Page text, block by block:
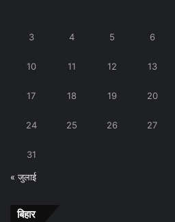
3 4 5 6
10 11 12 13
17 18 19 20
24 25 26 27
31
« जुलाई
बिहार